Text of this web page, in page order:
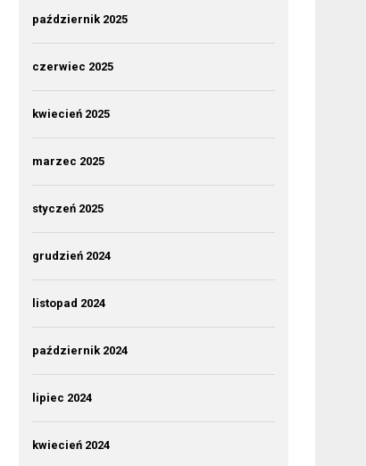
październik 2025
czerwiec 2025
kwiecień 2025
marzec 2025
styczeń 2025
grudzień 2024
listopad 2024
październik 2024
lipiec 2024
kwiecień 2024